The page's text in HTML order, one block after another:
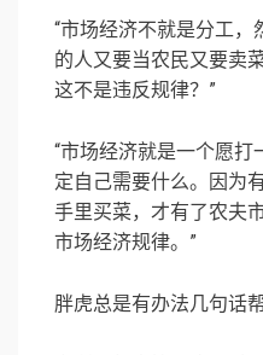
“市场经济不就是分工
的人又要当农民又要卖
这不是违反规律？”
“市场经济就是一个愿
定自己需要什么。因为
手里买菜，才有了农夫
市场经济规律。”
胖虎总是有办法几句话